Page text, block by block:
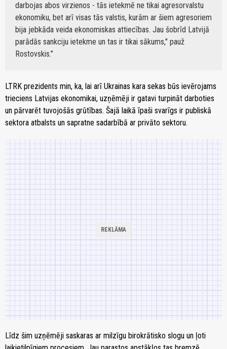
darbojas abos virzienos - tās ietekmē ne tikai agresorvalstu
ekonomiku, bet arī visas tās valstis, kurām ar šiem agresoriem
bija jebkāda veida ekonomiskas attiecības. Jau šobrīd Latvijā
parādās sankciju ietekme un tas ir tikai sākums," pauž
Rostovskis.
LTRK prezidents min, ka, lai arī Ukrainas kara sekas būs ievērojams
trieciens Latvijas ekonomikai, uzņēmēji ir gatavi turpināt darboties
un pārvarēt tuvojošās grūtības. Šajā laikā īpaši svarīgs ir publiskā
sektora atbalsts un sapratne sadarbībā ar privāto sektoru.
Līdz šim uzņēmēji saskaras ar milzīgu birokrātisko slogu un ļoti